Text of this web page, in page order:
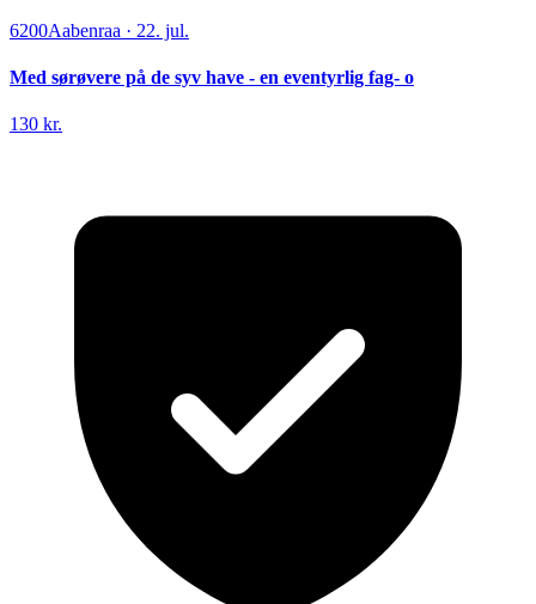
6200Aabenraa · 22. jul.
Med sørøvere på de syv have - en eventyrlig fag- o
130 kr.